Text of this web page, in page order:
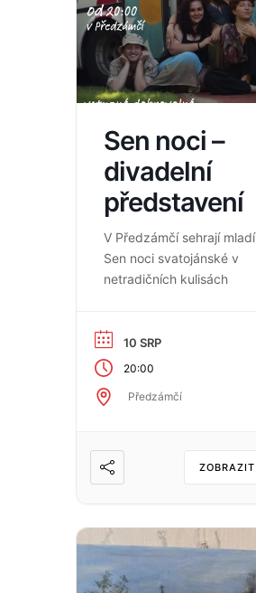
Sen noci –
divadelní
představení
V Předzámčí sehrají
Sen noci svatojánské v
netradičních kulisách
10 SRP
20:00
Předzámčí